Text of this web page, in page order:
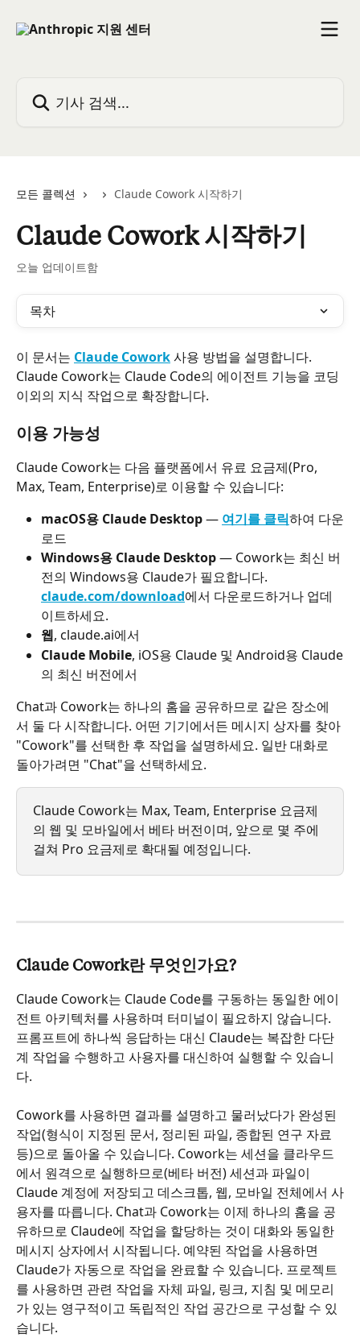
모든 콜렉션 Claude Cowork 시작하기
Claude Cowork 시작하기
오늘 업데이트함
목차
이 문서는 Claude Cowork 사용 방법을 설명합니다.
Claude Cowork는 Claude Code의 에이전트 기능을 코딩
이외의 지식 작업으로 확장합니다.
이용 가능성
Claude Cowork는 다음 플랫폼에서 유료 요금제(Pro,
Max, Team, Enterprise)로 이용할 수 있습니다:
macOS용 Claude Desktop — 여기를 클릭하여 다운
로드
Windows용 Claude Desktop — Cowork는 최신 버
전의 Windows용 Claude가 필요합니다.
claude.com/download에서 다운로드하거나 업데
이트하세요.
웹, claude.ai에서
Claude Mobile, iOS용 Claude 및 Android용 Claude
의 최신 버전에서
Chat과 Cowork는 하나의 홈을 공유하므로 같은 장소에
서 둘 다 시작합니다. 어떤 기기에서든 메시지 상자를 찾아
"Cowork"를 선택한 후 작업을 설명하세요. 일반 대화로
돌아가려면 "Chat"을 선택하세요.
Claude Cowork는 Max, Team, Enterprise 요금제
의 웹 및 모바일에서 베타 버전이며, 앞으로 몇 주에
걸쳐 Pro 요금제로 확대될 예정입니다.
Claude Cowork란 무엇인가요?
Claude Cowork는 Claude Code를 구동하는 동일한 에이
전트 아키텍처를 사용하며 터미널이 필요하지 않습니다.
프롬프트에 하나씩 응답하는 대신 Claude는 복잡한 다단
계 작업을 수행하고 사용자를 대신하여 실행할 수 있습니
다.
Cowork를 사용하면 결과를 설명하고 물러났다가 완성된
작업(형식이 지정된 문서, 정리된 파일, 종합된 연구 자료
등)으로 돌아올 수 있습니다. Cowork는 세션을 클라우드
에서 원격으로 실행하므로(베타 버전) 세션과 파일이
Claude 계정에 저장되고 데스크톱, 웹, 모바일 전체에서 사
용자를 따릅니다. Chat과 Cowork는 이제 하나의 홈을 공
유하므로 Claude에 작업을 할당하는 것이 대화와 동일한
메시지 상자에서 시작됩니다. 예약된 작업을 사용하면
Claude가 자동으로 작업을 완료할 수 있습니다. 프로젝트
를 사용하면 관련 작업을 자체 파일, 링크, 지침 및 메모리
가 있는 영구적이고 독립적인 작업 공간으로 구성할 수 있
습니다.